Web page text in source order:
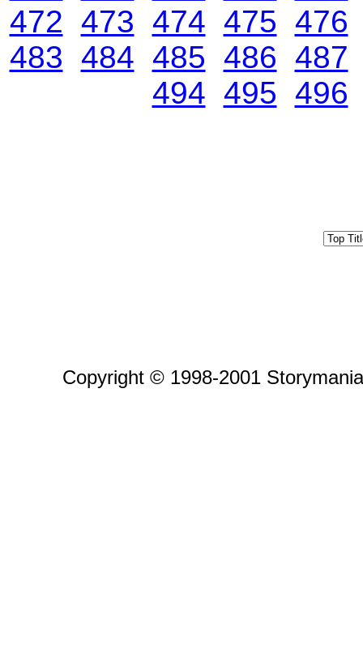
472 473 474 475 476
483 484 485 486 487
494 495 496
Copyright © 1998-2001